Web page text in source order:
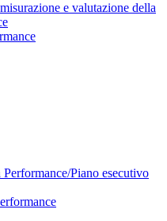
e valutazione della
Performance/Piano esecutivo